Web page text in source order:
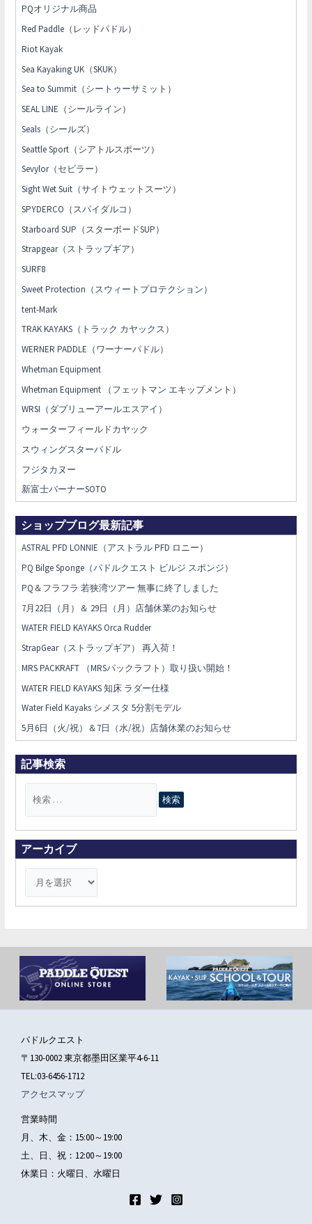
PQオリジナル商品
Red Paddle（レッドパドル）
Riot Kayak
Sea Kayaking UK（SKUK）
Sea to Summit（シートゥーサミット）
SEAL LINE（シールライン）
Seals（シールズ）
Seattle Sport（シアトルスポーツ）
Sevylor（セビラー）
Sight Wet Suit（サイトウェットスーツ）
SPYDERCO（スパイダルコ）
Starboard SUP（スターボードSUP）
Strapgear（ストラップギア）
SURF8
Sweet Protection（スウィートプロテクション）
tent-Mark
TRAK KAYAKS（トラック カヤックス）
WERNER PADDLE（ワーナーパドル）
Whetman Equipment
Whetman Equipment （フェットマン エキップメント）
WRSI（ダブリューアールエスアイ）
ウォーターフィールドカヤック
スウィングスターパドル
フジタカヌー
新富士バーナーSOTO
ショップブログ最新記事
ASTRAL PFD LONNIE（アストラル PFD ロニー）
PQ Bilge Sponge（パドルクエスト ビルジ スポンジ）
PQ＆フラフラ 若狭湾ツアー 無事に終了しました
7月22日（月）＆ 29日（月）店舗休業のお知らせ
WATER FIELD KAYAKS Orca Rudder
StrapGear（ストラップギア） 再入荷！
MRS PACKRAFT （MRSパックラフト）取り扱い開始！
WATER FIELD KAYAKS 知床 ラダー仕様
Water Field Kayaks シメスタ 5分割モデル
5月6日（火/祝）＆7日（水/祝）店舗休業のお知らせ
記事検索
対
象
アーカイブ
パドルクエスト
〒130-0002 東京都墨田区業平4-6-11
TEL:03-6456-1712
アクセスマップ
営業時間
月、木、金：15:00～19:00
土、日、祝：12:00～19:00
休業日：火曜日、水曜日